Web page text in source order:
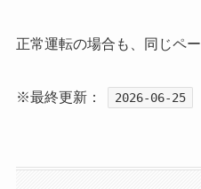
正常運転の場合も、同じペ
※最終更新： 2026-06-25